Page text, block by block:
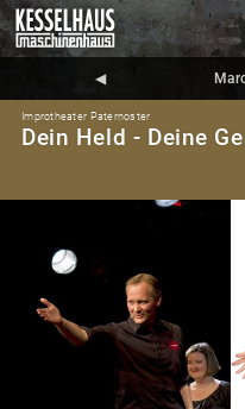
◀︎
Improtheater Paternoster
Dein Held - Deine